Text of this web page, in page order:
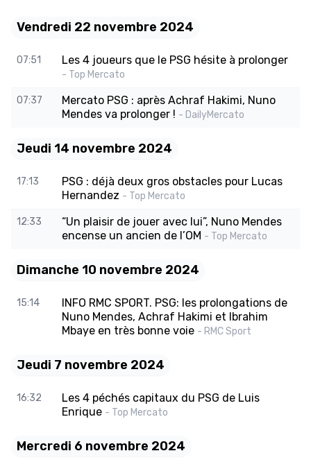
Vendredi 22 novembre 2024
07:51 Les 4 joueurs que le PSG hésite à prolonger
- Top Mercato
07:37
Mercato PSG : après Achraf Hakimi, Nuno
Mendes va prolonger ! - DailyMercato
Jeudi 14 novembre 2024
17:13
PSG : déjà deux gros obstacles pour Lucas
Hernandez - Top Mercato
12:33
“Un plaisir de jouer avec lui”, Nuno Mendes
encense un ancien de l’OM - Top Mercato
Dimanche 10 novembre 2024
15:14
INFO RMC SPORT. PSG: les prolongations de
Nuno Mendes, Achraf Hakimi et Ibrahim
Mbaye en très bonne voie - RMC Sport
Jeudi 7 novembre 2024
16:32
Les 4 péchés capitaux du PSG de Luis
Enrique - Top Mercato
Mercredi 6 novembre 2024